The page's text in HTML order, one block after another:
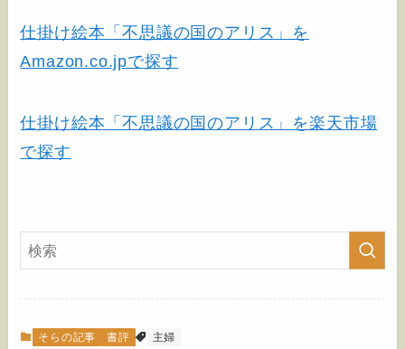
仕掛け絵本「不思議の国のアリス」を
Amazon.co.jpで探す
仕掛け絵本「不思議の国のアリス」を楽天市場
で探す
そらの記事 書評 主婦